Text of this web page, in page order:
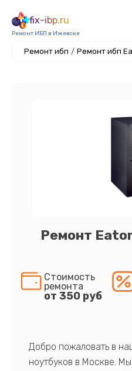
fix-ibp.ru
Ремонт ИБП в Ижевске
Ремонт ибп / Ремонт ибп
Ремонт
Стоимость
ремонта
от 350 руб
Добро пожаловать в
ноутбуков в Москве.